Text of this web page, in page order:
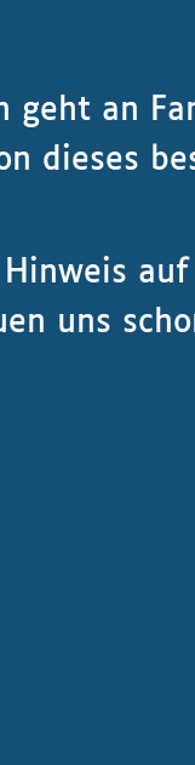
geht an
dieses
uns